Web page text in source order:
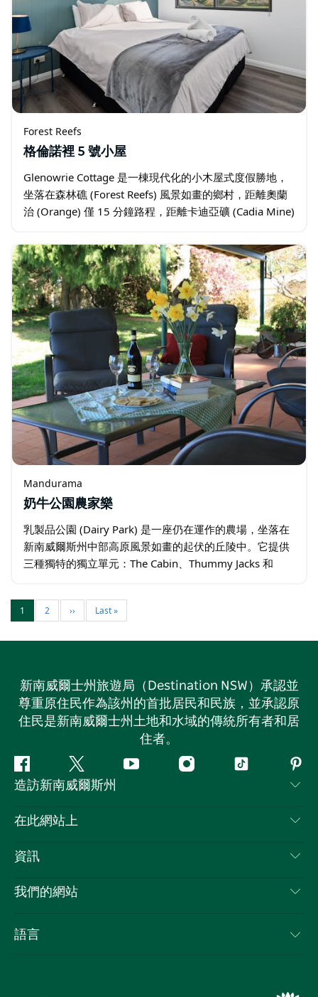
Forest Reefs
格倫諾裡 5 號小屋
Glenowrie Cottage 是一棟現代化的小木屋式度假勝地，
坐落在森林礁 (Forest Reefs) 風景如畫的鄉村，距離奧蘭
治 (Orange) 僅 15 分鐘路程，距離卡迪亞礦 (Cadia Mine)
Mandurama
奶牛公園農家樂
乳製品公園 (Dairy Park) 是一座仍在運作的農場，坐落在
新南威爾斯州中部高原風景如畫的起伏的丘陵中。它提供
三種獨特的獨立單元：The Cabin、Thummy Jacks 和
1 2 ›› Last »
新南威爾士州旅遊局（Destination NSW）承認並
尊重原住民作為該州的首批居民和民族，並承認原
住民是新南威爾士州土地和水域的傳統所有者和居
住者。
Facebook嘰
嘰
喳
Youtube Instagram抖
造訪新南威爾斯州
聯絡我們
隱私
Cookie 通知
在此網站上
目的地
新南威爾斯州公路旅行
活動
資訊
旅行資訊
新南威爾斯的商業
我們的網站
語言